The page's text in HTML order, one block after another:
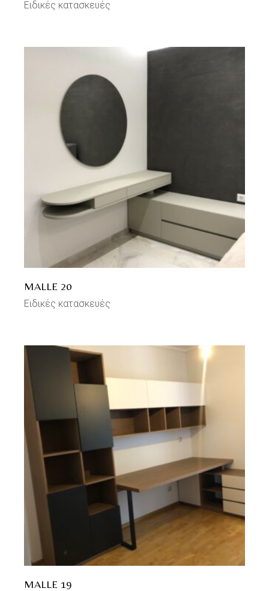
Ειδικές κατασκευές
MALLE 20
Ειδικές κατασκευές
MALLE 19